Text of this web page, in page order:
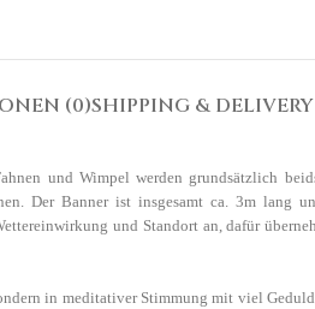
(0)SHIPPING & DELIVERY
und Wimpel werden grundsätzlich
Der Banner ist insgesamt ca. 3m lang
und Standort an, dafür
in meditativer Stimmung mit viel